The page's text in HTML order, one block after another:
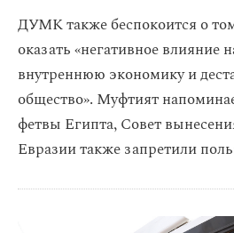
ДУМК также беспокоится о
оказать «негативное влияние
внутреннюю экономику и
общество». Муфтият
фетвы Египта, Совет
Евразии также запретили